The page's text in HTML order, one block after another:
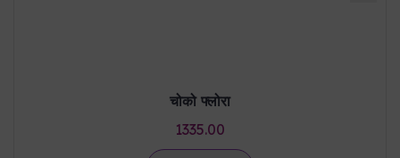
चोको फ्लोरा
1335.00